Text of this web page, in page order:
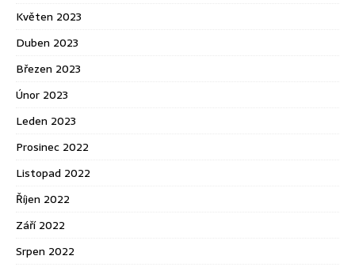
Květen 2023
Duben 2023
Březen 2023
Únor 2023
Leden 2023
Prosinec 2022
Listopad 2022
Říjen 2022
Září 2022
Srpen 2022